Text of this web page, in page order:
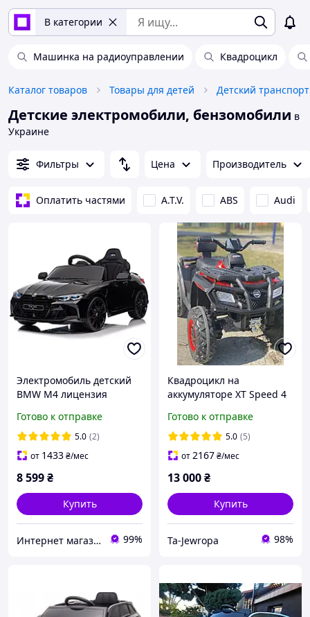
В категории
Машинка на радиоуправлении Квадроцикл
Каталог товаров Товары для детей Детский
Детские электромобили, бензомобили в
Украине
Фильтры Цена Производитель
Оплатить частями A.T.V. ABS Audi
Электромобиль детский
BMW M4 лицензия
Готово к отправке
5.0 (2)
от 1433₴/мес
8 599₴
Купить
Интернет магазин tsarsky-shop.com.ua 99%
Квадроцикл на
аккумуляторе XT Speed 4
Квадроцикл детский
Квадроцикл с
аккумулятором
Готово к отправке
5.0 (5)
от2167₴/мес
13 000₴
Купить
Ta-Jewropa 98%